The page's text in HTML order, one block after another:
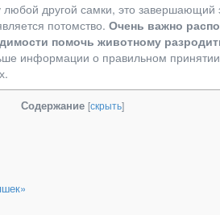
любой другой самки, это завершающий
потомство. Очень важно
помочь животному
информации о правильном принятии
Содержание [скрыть]